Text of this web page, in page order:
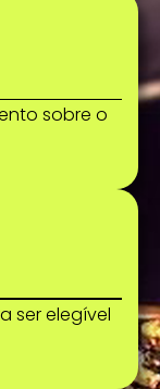
sobre o
ser elegível